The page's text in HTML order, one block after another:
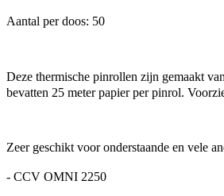
Aantal per doos: 50
Deze thermische pinrollen zijn gemaakt
bevatten 25 meter papier per pinrol.
Zeer geschikt voor onderstaande en vele
- CCV OMNI 2250